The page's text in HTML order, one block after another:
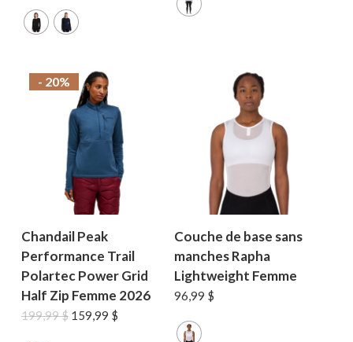
- 20%
Chandail Peak
Performance Trail
Polartec Power Grid
Half Zip Femme 2026
199,99$ Le
159,99 $Le
Couche de base sans
manches Rapha
Lightweight Femme
96,99 $